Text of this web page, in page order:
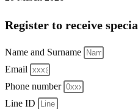
Register to receive
Name and Surname
Email
Phone number
Line ID